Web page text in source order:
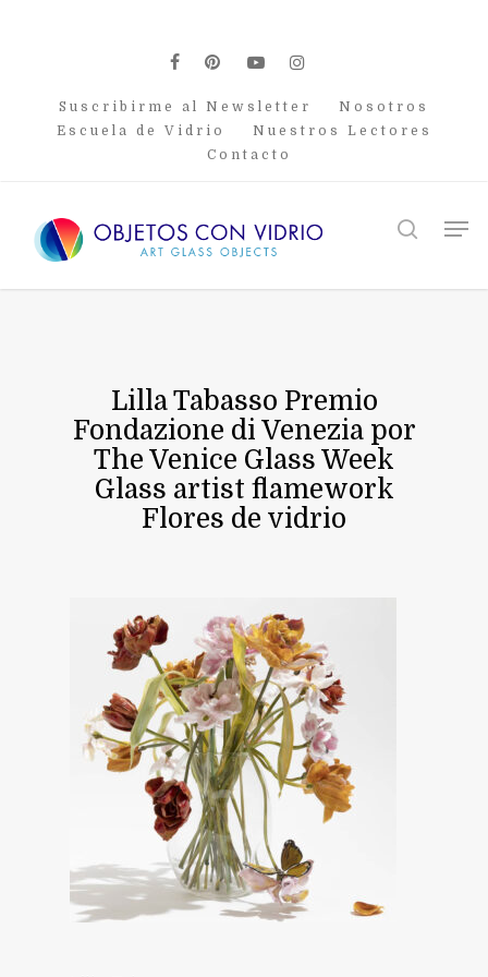
facebook
pinterest
youtubeinstagram
Suscribirme al Newsletter
Nosotros
Escuela de Vidrio
Nuestros Lectores
Contacto
search
Lilla Tabasso Premio
Fondazione di Venezia por
The Venice Glass Week
Glass artist flamework
Flores de vidrio